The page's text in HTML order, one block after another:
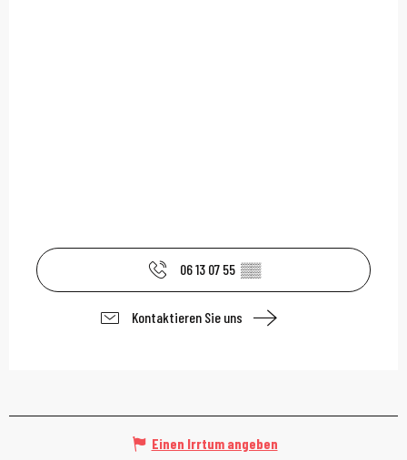
06 13 07 55 ▒▒
Kontaktieren Sie uns
Einen Irrtum angeben